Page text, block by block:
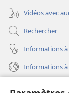
Vidéos avec
Rechercher
Informations à
Informations à